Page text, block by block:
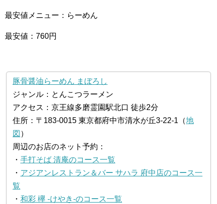
最安値メニュー：らーめん
最安値：760円
豚骨醤油らーめん まぼろし
ジャンル：とんこつラーメン
アクセス：京王線多磨霊園駅北口 徒歩2分
住所：〒183-0015 東京都府中市清水が丘3-22-1（地
図 ）
周辺のお店のネット予約：
・ 手打そば 清庵のコース一覧
・ アジアンレストラン＆バー サハラ 府中店のコース一
覧
・ 和彩 欅 ‐けやき‐のコース一覧